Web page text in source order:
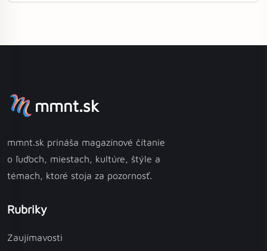
mmnt.sk
mmnt.sk prináša magazínové čítanie
o ľuďoch, miestach, kultúre, štýle a
témach, ktoré stoja za pozornosť.
Rubriky
Zaujímavosti